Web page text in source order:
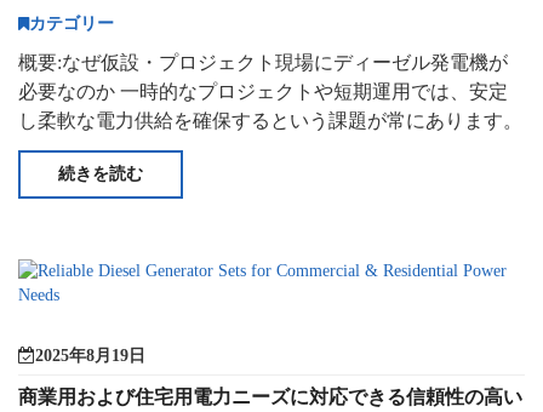
カテゴリー
概要:なぜ仮設・プロジェクト現場にディーゼル発電機が
必要なのか 一時的なプロジェクトや短期運用では、安定
し柔軟な電力供給を確保するという課題が常にあります。
建設現場から出て
続きを読む
2025年8月19日
商業用および住宅用電力ニーズに対応できる信頼性の高い